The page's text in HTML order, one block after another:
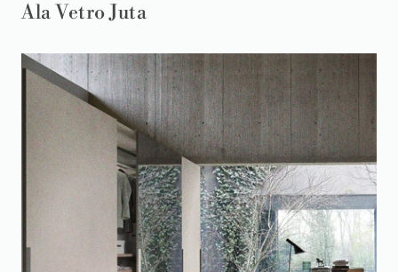
Ala Vetro Juta